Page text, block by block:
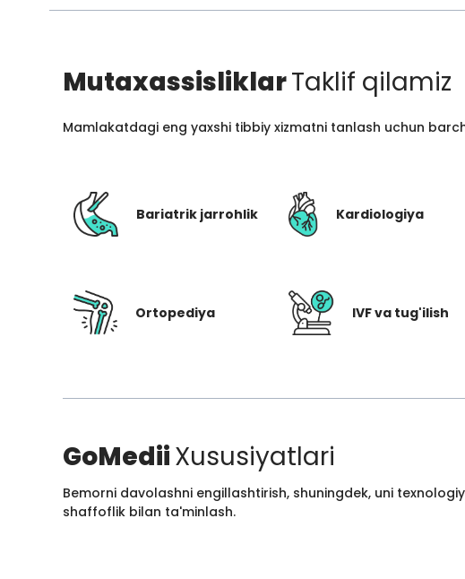
MutaxassisliklarTaklif qilamiz
Mamlakatdagi eng yaxshi tibbiy xizmatni tanlash uchun
Bariatrik jarrohlik Kardiologiya
Ortopediya IVF va tug'ilish
GoMediiXususiyatlari
Bemorni davolashni engillashtirish, shuningdek, uni
shaffoflik bilan ta'minlash.